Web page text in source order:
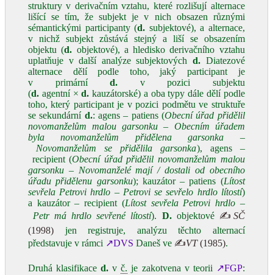
struktury v derivačním vztahu, které rozlišují alternace
lišící se tím, že subjekt je v nich obsazen různými
sémantickými participanty (d. subjektové), a alternace,
v nichž subjekt zůstává stejný a liší se obsazením
objektu (d. objektové), a hledisko derivačního vztahu
uplatňuje v další analýze subjektovýchd. Diatezové
alternace dělí podle toho, jaký participant je
v primárníd. v pozici subjektu
(d. agentní ×d. kauzátorské) a oba typy dále dělí podle
toho, který participant je v pozici podmětu ve struktuře
se sekundární d.: agens – patiens (Obecní úřad přidělil
novomanželům malou garsonku – Obecním úřadem
byla novomanželům přidělena garsonka –
Novomanželům se přidělila garsonka), agens –
recipient (Obecní úřad přidělil novomanželům malou
garsonku – Novomanželé mají / dostali od obecního
úřadu přidělenu garsonku); kauzátor – patiens (Lítost
sevřela Petrovi hrdlo – Petrovi se sevřelo hrdlo lítostí)
a kauzátor – recipient (Lítost sevřela Petrovi hrdlo –
Petr má hrdlo sevřené lítostí). D.objektové ✍ SČ
(1998) jen registruje, analýzu těchto alternací
představuje v rámci ↗DVS Daneš ve ✍VT(1985).
Druhá klasifikaced. vč. je zakotvena v teorii ↗FGP: